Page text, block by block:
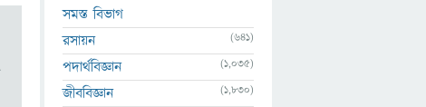
সমস্ত বিভাগ
রসায়ন
(641)
পদার্থবিজ্ঞান (1,035)
জীববিজ্ঞান (1,830)